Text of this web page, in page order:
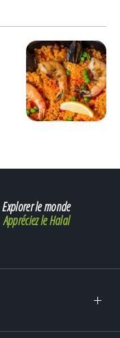
Explorer le monde
Appréciez le Halal